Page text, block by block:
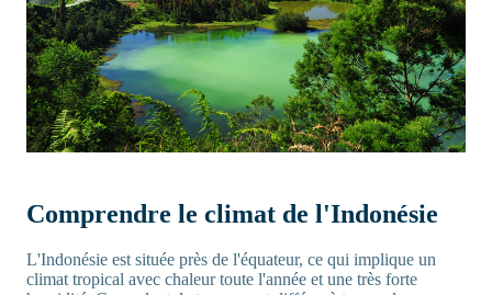
Comprendre le climat de l'Indonésie
L'Indonésie est située près de l'équateur, ce qui implique un
climat tropical avec chaleur toute l'année et une très forte